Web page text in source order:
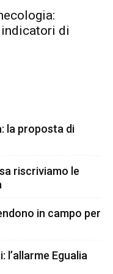
di
la proposta di
riscriviamo le
in campo per
l’allarme Egualia